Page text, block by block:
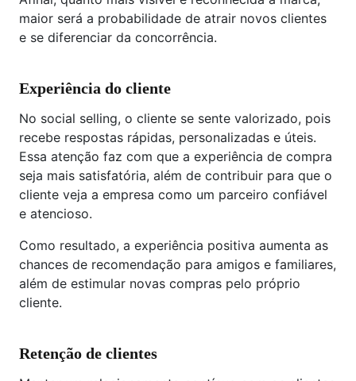
maior será a probabilidade de atrair novos clientes
e se diferenciar da concorrência.
Experiência do cliente
No social selling, o cliente se sente valorizado, pois
recebe respostas rápidas, personalizadas e úteis.
Essa atenção faz com que a experiência de compra
seja mais satisfatória, além de contribuir para que o
cliente veja a empresa como um parceiro confiável
e atencioso.
Como resultado, a experiência positiva aumenta as
chances de recomendação para amigos e familiares,
além de estimular novas compras pelo próprio
cliente.
Retenção de clientes